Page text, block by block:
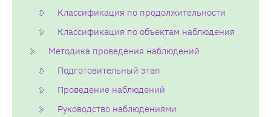
Классификация по продолжительности
Классификация по объектам наблюдения
Методика проведения наблюдений
Подготовительный этап
Проведение наблюдений
Руководство наблюдениями